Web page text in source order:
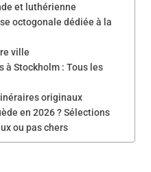
et luthérienne
octogonale dédiée à la
ville
à Stockholm : Tous les
originaux
en 2026 ? Sélections
ou pas chers